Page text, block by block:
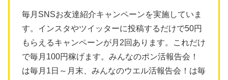
毎月SNSお友達紹介キャンペーンを実施していま
す。インスタやツイッターに投稿するだけで50円
もらえるキャンペーンが月2回あります。これだけ
で毎月100円稼げます。みんなのポン活報告会！
は毎月1日～月末、みんなのウエル活報告会！は毎